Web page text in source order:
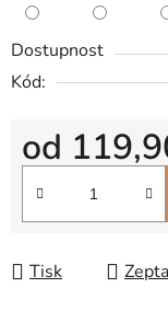
Dostupnost
Kód:
od
Tisk